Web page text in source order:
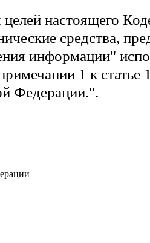
настоящего
средства,
информации"
1 к статье
Федерации.".